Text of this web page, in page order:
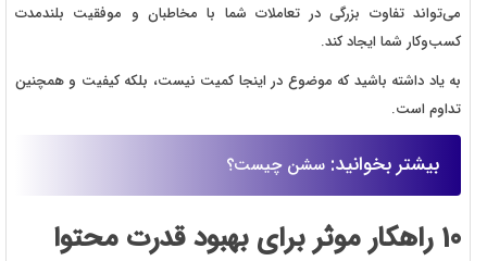
می‌تواند تفاوت بزرگی در تعاملات شما با مخاطبان و موفقیت بلندمدت
کسب‌وکار شما ایجاد کند.
به یاد داشته باشید که موضوع در اینجا کمیت نیست، بلکه کیفیت و همچنین
تداوم است.
بیشتر بخوانید: سشن چیست؟
10 راهکار موثر برای بهبود قدرت محتوا